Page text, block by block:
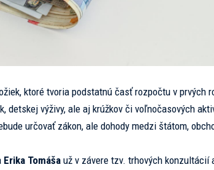
ktoré tvoria podstatnú časť rozpočtu v prvých
detskej výživy, ale aj krúžkov či voľnočasových
určovať zákon, ale dohody medzi štátom,
Erika Tomášauž v závere tzv. trhových konzultácií